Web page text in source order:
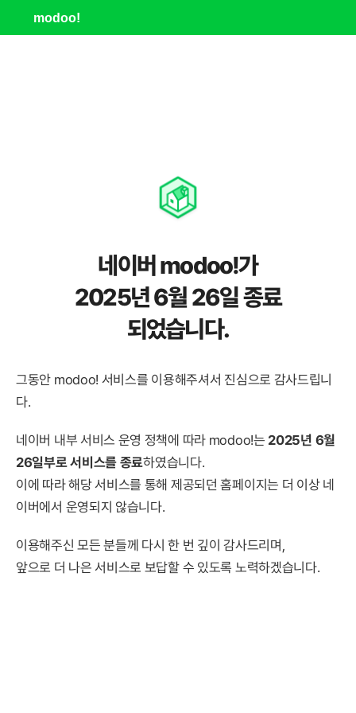
modoo!
네이버 modoo!가
2025년 6월 26일 종료
되었습니다.
그동안 modoo! 서비스를 이용해주셔서 진심으로 감사드립니
다.
네이버 내부 서비스 운영 정책에 따라 modoo!는 2025년 6월
26일부로 서비스를 종료하였습니다.
이에 따라 해당 서비스를 통해 제공되던 홈페이지는 더 이상 네
이버에서 운영되지 않습니다.
이용해주신 모든 분들께 다시 한 번 깊이 감사드리며,
앞으로 더 나은 서비스로 보답할 수 있도록 노력하겠습니다.